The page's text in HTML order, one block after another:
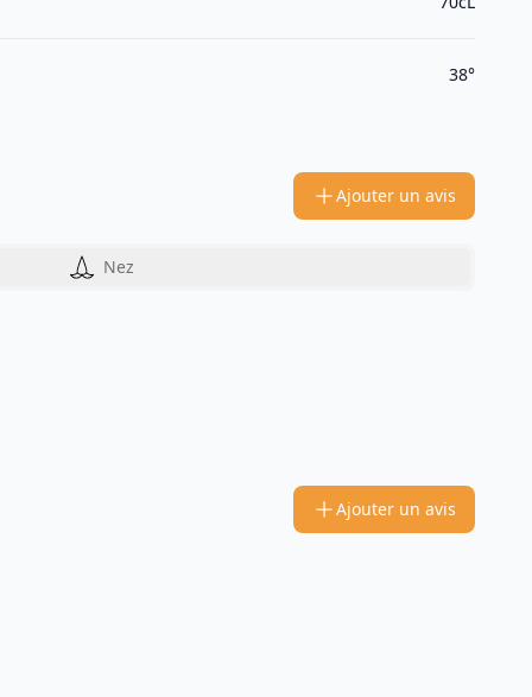
38°
Ajouter un avis
Nez
Ajouter un avis